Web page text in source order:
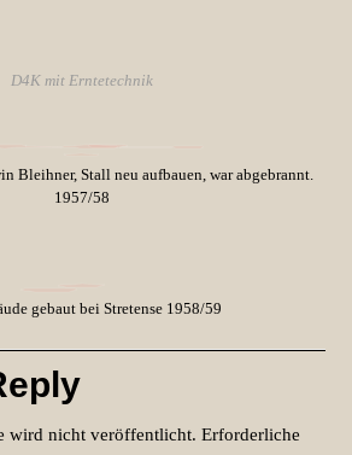
D4K mit Erntetechnik
Bleihner, Stall neu aufbauen, war abgebrannt.
1957/58
gebaut bei Stretense 1958/59
wird nicht veröffentlicht. Erforderliche